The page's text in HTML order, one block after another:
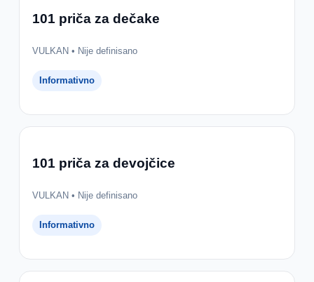
101 priča za dečake
VULKAN • Nije definisano
Informativno
101 priča za devojčice
VULKAN • Nije definisano
Informativno